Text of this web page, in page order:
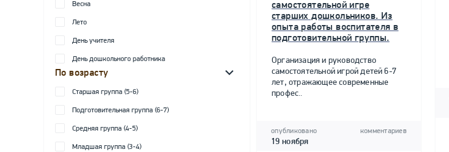
Весна
Лето
День учителя
День дошкольного работника
По возрасту
Старшая группа (5-6)
Подготовительная группа (6-7)
Средняя группа (4-5)
Младшая группа (3-4)
самостоятельной игре
старших дошкольников. Из
опыта работы воспитателя в
подготовительной группы.
Организация и руководство
самостоятельной игрой детей 6-7
лет, отражающее современные
профес..
опубликовано
19 ноября
комментариев